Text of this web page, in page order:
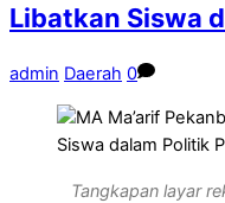
Libatkan Siswa
admin Daerah 0
Tangkapan layar